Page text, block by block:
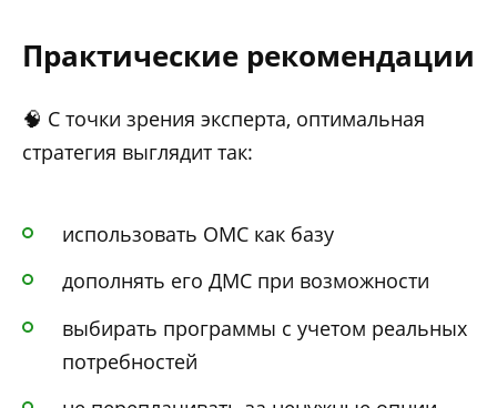
Практические рекомендации
🧠 С точки зрения эксперта, оптимальная
стратегия выглядит так:
использовать ОМС как базу
дополнять его ДМС при возможности
выбирать программы с учетом реальных
потребностей